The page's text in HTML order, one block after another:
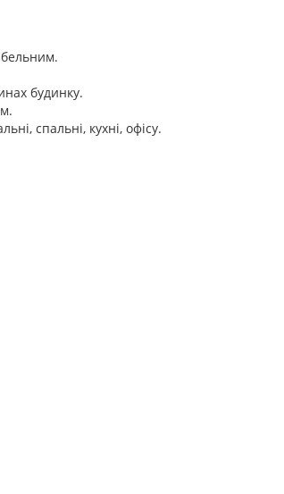
будинку.
спальні, кухні, офісу.